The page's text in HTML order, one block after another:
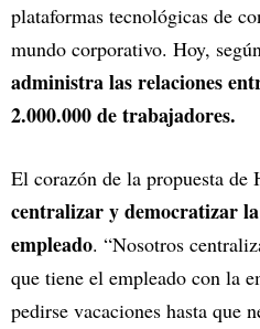
plataformas tecnológicas de
mundo corporativo. Hoy,
administra las relaciones
2.000.000 de trabajadores.
El corazón de la propuesta de
centralizar y democratizar
empleado. “Nosotros
que tiene el empleado con la
pedirse vacaciones hasta que